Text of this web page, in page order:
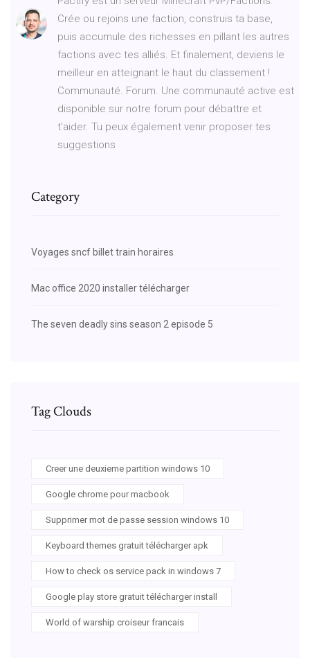
Crée ou rejoins une faction, construis ta base,
puis accumule des richesses en pillant les autres
factions avec tes alliés. Et finalement, deviens le
meilleur en atteignant le haut du classement !
Communauté. Forum. Une communauté active est
disponible sur notre forum pour débattre et
t'aider. Tu peux également venir proposer tes
suggestions
Category
Voyages sncf billet train horaires
Mac office 2020 installer télécharger
The seven deadly sins season 2 episode 5
Tag Clouds
Creer une deuxieme partition windows 10
Google chrome pour macbook
Supprimer mot de passe session windows 10
Keyboard themes gratuit télécharger apk
How to check os service pack in windows 7
Google play store gratuit télécharger install
World of warship croiseur francais